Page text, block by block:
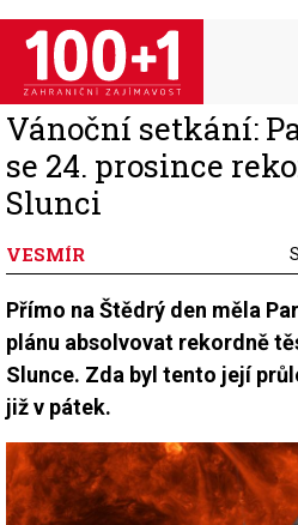
Přejít
hlavnímu
obsahu
Vánoční setkání:
se 24. prosince
Slunci
VESMÍR
Přímo na Štědrý den měla
plánu absolvovat rekordně
Slunce. Zda byl tento její
již v pátek.